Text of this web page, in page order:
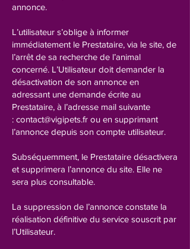
annonce.
L’utilisateur s’oblige à informer
immédiatement le Prestataire, via le site, de
l’arrêt de sa recherche de l’animal
concerné. L’Utilisateur doit demander la
désactivation de son annonce en
adressant une demande écrite au
Prestataire, à l’adresse mail suivante
: contact@vigipets.fr ou en supprimant
l’annonce depuis son compte utilisateur.
Subséquemment, le Prestataire désactivera
et supprimera l’annonce du site. Elle ne
sera plus consultable.
La suppression de l’annonce constate la
réalisation définitive du service souscrit par
l’Utilisateur.